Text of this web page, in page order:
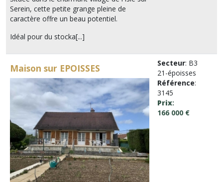
Serein, cette petite grange pleine de
caractère offre un beau potentiel.
Idéal pour du stocka[...]
Maison sur EPOISSES Secteur: B3
21-époisses
Référence:
3145
Prix:
166 000 €